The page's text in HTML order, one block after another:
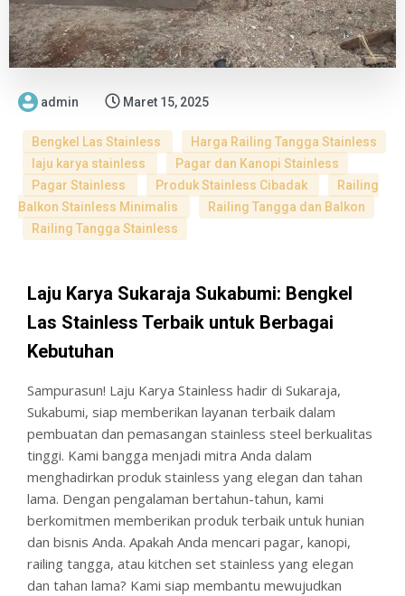
admin Maret 15, 2025
Bengkel Las Stainless
Harga Railing Tangga Stainless
laju karya stainless
Pagar dan Kanopi Stainless
Pagar Stainless
Produk Stainless Cibadak
Railing
Balkon Stainless Minimalis
Railing Tangga dan Balkon
Railing Tangga Stainless
Laju Karya Sukaraja Sukabumi: Bengkel
Las Stainless Terbaik untuk Berbagai
Kebutuhan
Sampurasun! Laju Karya Stainless hadir di Sukaraja,
Sukabumi, siap memberikan layanan terbaik dalam
pembuatan dan pemasangan stainless steel berkualitas
tinggi. Kami bangga menjadi mitra Anda dalam
menghadirkan produk stainless yang elegan dan tahan
lama. Dengan pengalaman bertahun-tahun, kami
berkomitmen memberikan produk terbaik untuk hunian
dan bisnis Anda. Apakah Anda mencari pagar, kanopi,
railing tangga, atau kitchen set stainless yang elegan
dan tahan lama? Kami siap membantu mewujudkan